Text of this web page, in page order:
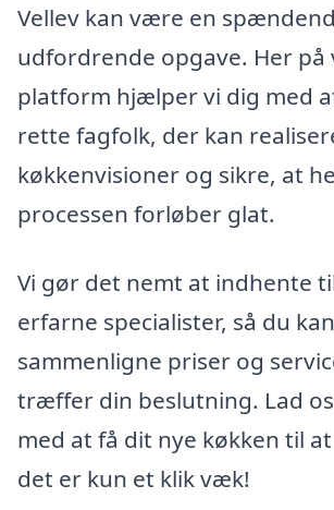
Vellev kan være en
udfordrende opgave. Her på
platform hjælper vi dig med
rette fagfolk, der kan
køkkenvisioner og sikre, at
processen forløber glat.
Vi gør det nemt at indhente
erfarne specialister, så du kan
sammenligne priser og
træffer din beslutning. Lad
med at få dit nye køkken til
det er kun et klik væk!